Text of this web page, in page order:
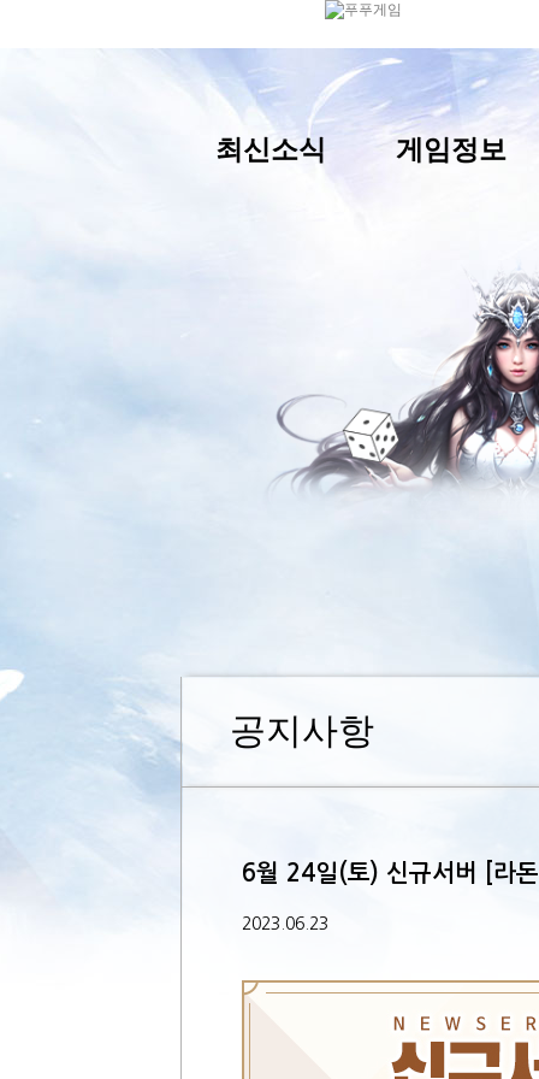
최신소식 게임정보
공지사항
6월 24일(토) 신규서버 [라
2023.06.23